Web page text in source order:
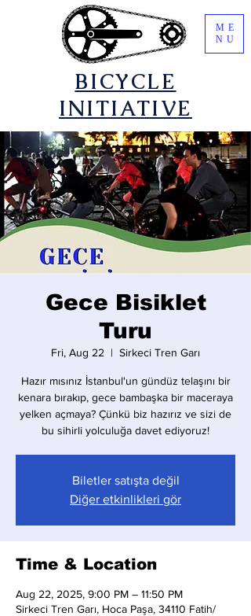
​BICYCLE
INITIATIVE
ME
NU
Gece Bisiklet
Turu
Fri, Aug 22
  |
Sirkeci Tren Garı
Hazır mısınız İstanbul'un gündüz telaşını bir
kenara bırakıp, gece bambaşka bir maceraya
yelken açmaya? Çünkü biz hazırız ve sizi de
bu sihirli yolculuğa davet ediyoruz!
Biletler satışta değil
Diğer etkinlikleri gör
Time & Location
Aug 22, 2025, 9:00 PM – 11:50 PM
Sirkeci Tren Garı, Hoca Paşa, 34110 Fatih/